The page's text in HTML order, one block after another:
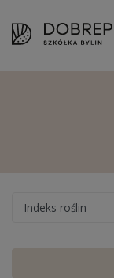
Indeks roślin